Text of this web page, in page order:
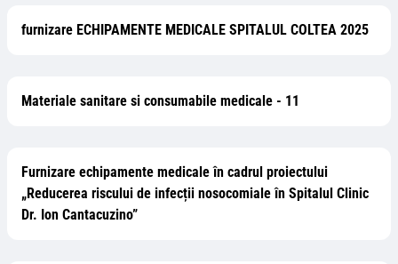
furnizare ECHIPAMENTE MEDICALE SPITALUL COLTEA 2025
Materiale sanitare si consumabile medicale - 11
Furnizare echipamente medicale în cadrul proiectului
„Reducerea riscului de infecții nosocomiale în Spitalul Clinic
Dr. Ion Cantacuzino”